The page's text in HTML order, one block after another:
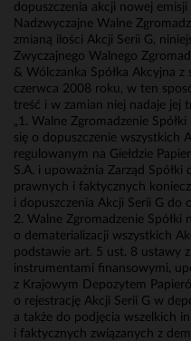
dopuszczenia akcji nowej
Nadzwyczajne Walne
zmianą ilości Akcji Serii G,
Zwyczajnego Walnego
& Wólczanka Spółka Akcyjna
czerwca 2008 roku, w ten
treść i w zamian niej nadaje jej
„1. Walne Zgromadzenie
się o dopuszczenie wszystkich
regulowanym na Giełdzie
S.A. i upoważnia Zarząd
prawnych i faktycznych
i dopuszczenia Akcji Serii G
2. Walne Zgromadzenie Spółki
o dematerializacji wszystkich
podstawie art. 5 ust. 8 ustawy
instrumentami finansowymi,
z Krajowym Depozytem
o rejestrację Akcji Serii G w
a także do podjęcia wszelkich
i faktycznych związanych z